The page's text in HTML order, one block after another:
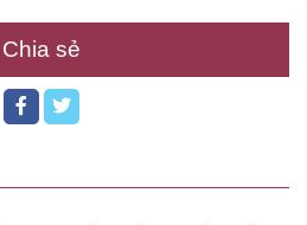
Chia sẻ